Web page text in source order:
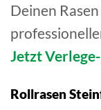
Deinen
Jetzt
Rollrasen